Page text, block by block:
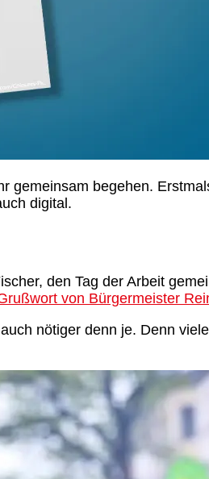
gemeinsam begehen.
digital.
den Tag der Arbeit
von Bürgermeister
nötiger denn je. Denn